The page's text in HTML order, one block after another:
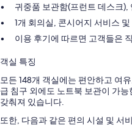
귀중품 보관함(프런트 데스크
1개 회의실, 콘시어지 서비스 및
이용 후기에 따르면 고객들은
객실 특징
모든 148개 객실에는 편안하고 여
급 침구 외에도 노트북 보관이 가
갖춰져 있습니다.
또한, 다음과 같은 편의 시설 및 서